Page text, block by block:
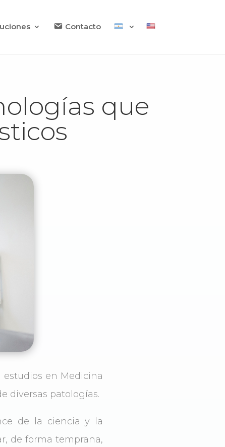
Contacto
que
en Medicina
diversas patologías.
de la ciencia y la
de forma temprana,